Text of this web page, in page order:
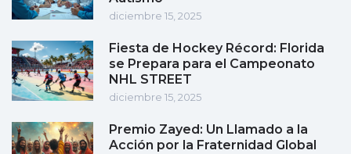
diciembre 15, 2025
Fiesta de Hockey Récord: Florida
se Prepara para el Campeonato
NHL STREET
diciembre 15, 2025
Premio Zayed: Un Llamado a la
Acción por la Fraternidad Global